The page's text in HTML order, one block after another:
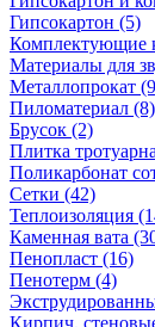
Гипсокартон (5)
Комплектующие
Материалы для
Металлопрокат
Пиломатериал (8)
Брусок (2)
Плитка
Поликарбонат
Сетки (42)
Теплоизоляция
Каменная вата
Пенопласт (16)
Пенотерм (4)
Кирпич,